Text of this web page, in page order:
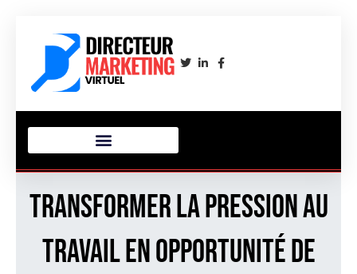
Transformer la pression au
travail en opportunité de